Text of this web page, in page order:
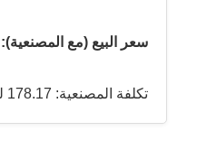
سعر البيع (مع المصنعية): 2,477.42 ليرة تركية
تكلفة المصنعية: 178.17 ليرة تركية